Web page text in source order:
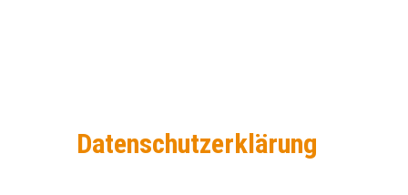
Datenschutzerklärung